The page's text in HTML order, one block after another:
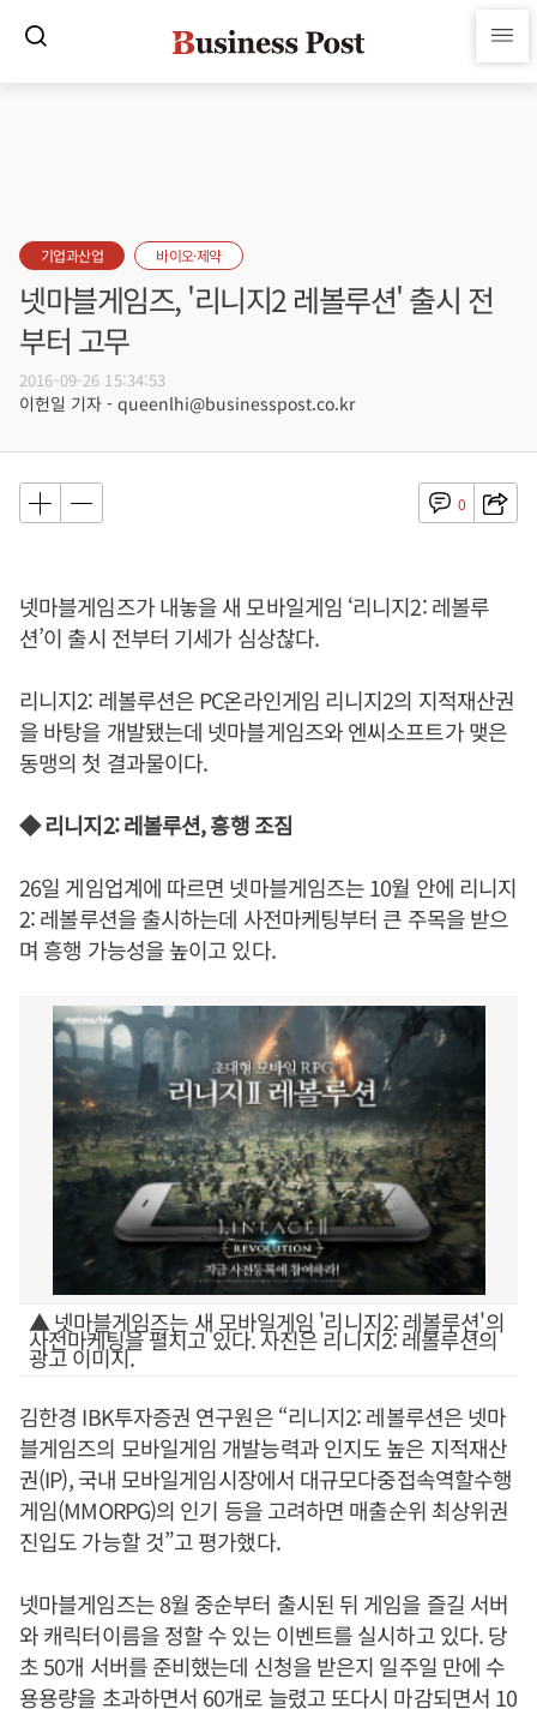
기업과산업 바이오·제약
넷마블게임즈, '리니지2 레볼루션' 출시 전
부터 고무
2016-09-26 15:34:53
이헌일 기자 - queenlhi@businesspost.co.kr
0
넷마블게임즈가 내놓을 새 모바일게임 ‘리니지2: 레볼루
션’이 출시 전부터 기세가 심상찮다.
리니지2: 레볼루션은 PC온라인게임 리니지2의 지적재산권
을 바탕을 개발됐는데 넷마블게임즈와 엔씨소프트가 맺은
동맹의 첫 결과물이다.
◆ 리니지2: 레볼루션, 흥행 조짐
26일 게임업계에 따르면 넷마블게임즈는 10월 안에 리니지
2: 레볼루션을 출시하는데 사전마케팅부터 큰 주목을 받으
며 흥행 가능성을 높이고 있다.
▲ 넷마블게임즈는 새 모바일게임 '리니지2: 레볼루션'의
사전마케팅을 펼치고 있다. 사진은 리니지2: 레볼루션의
광고 이미지.
김한경 IBK투자증권 연구원은 “리니지2: 레볼루션은 넷마
블게임즈의 모바일게임 개발능력과 인지도 높은 지적재산
권(IP), 국내 모바일게임시장에서 대규모다중접속역할수행
게임(MMORPG)의 인기 등을 고려하면 매출순위 최상위권
진입도 가능할 것”고 평가했다.
넷마블게임즈는 8월 중순부터 출시된 뒤 게임을 즐길 서버
와 캐릭터이름을 정할 수 있는 이벤트를 실시하고 있다. 당
초 50개 서버를 준비했는데 신청을 받은지 일주일 만에 수
용용량을 초과하면서 60개로 늘렸고 또다시 마감되면서 10